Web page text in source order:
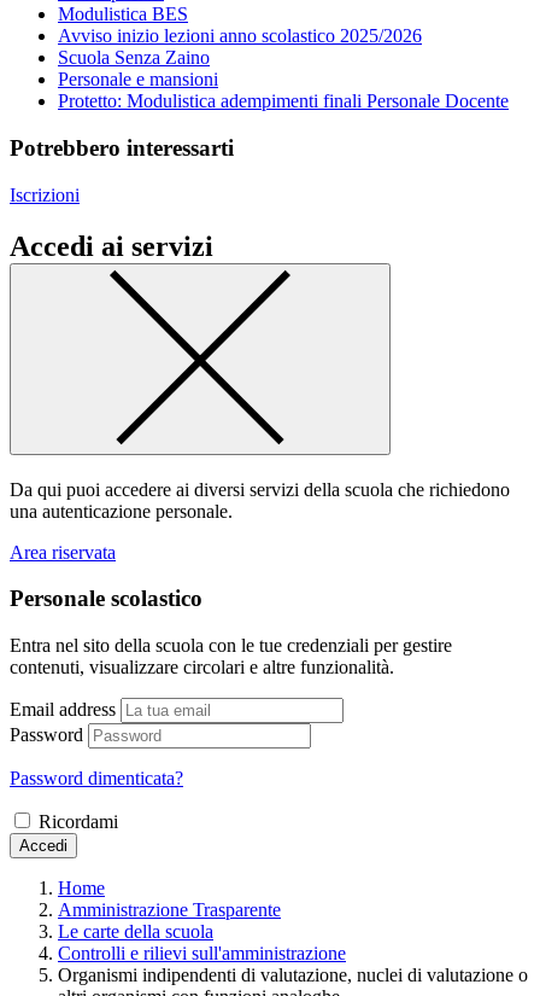
Modulistica BES
Avviso inizio lezioni anno scolastico 2025/2026
Scuola Senza Zaino
Personale e mansioni
Protetto: Modulistica adempimenti finali Personale Docente
Potrebbero interessarti
Iscrizioni
Accedi ai servizi
Da qui puoi accedere ai diversi servizi della scuola che richiedono
una autenticazione personale.
Area riservata
Personale scolastico
Entra nel sito della scuola con le tue credenziali per gestire
contenuti, visualizzare circolari e altre funzionalità.
Email address
Password
Password dimenticata?
Ricordami
Accedi
Home
Amministrazione Trasparente
Le carte della scuola
Controlli e rilievi sull'amministrazione
Organismi indipendenti di valutazione, nuclei di valutazione o